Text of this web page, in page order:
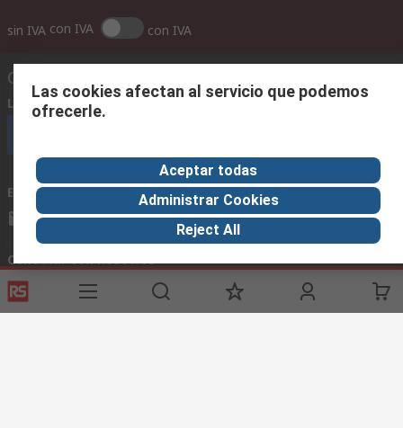
sin IVA con IVA con IVA
Contáctenos
Llámenos (horario 8.30 - 17.30)
Envíenos un email usualmente respondemos en 24 horas
ventas@rschile.cl
Conectar con nosotros
Las cookies afectan al servicio que podemos
ofrecerle.
Aceptar todas
Administrar Cookies
Reject All